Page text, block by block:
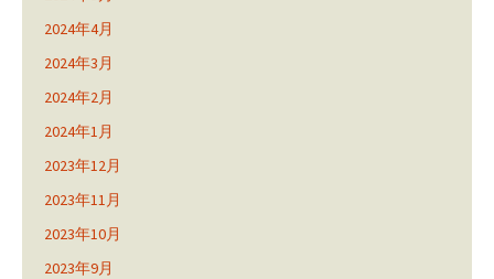
2024年4月
2024年3月
2024年2月
2024年1月
2023年12月
2023年11月
2023年10月
2023年9月